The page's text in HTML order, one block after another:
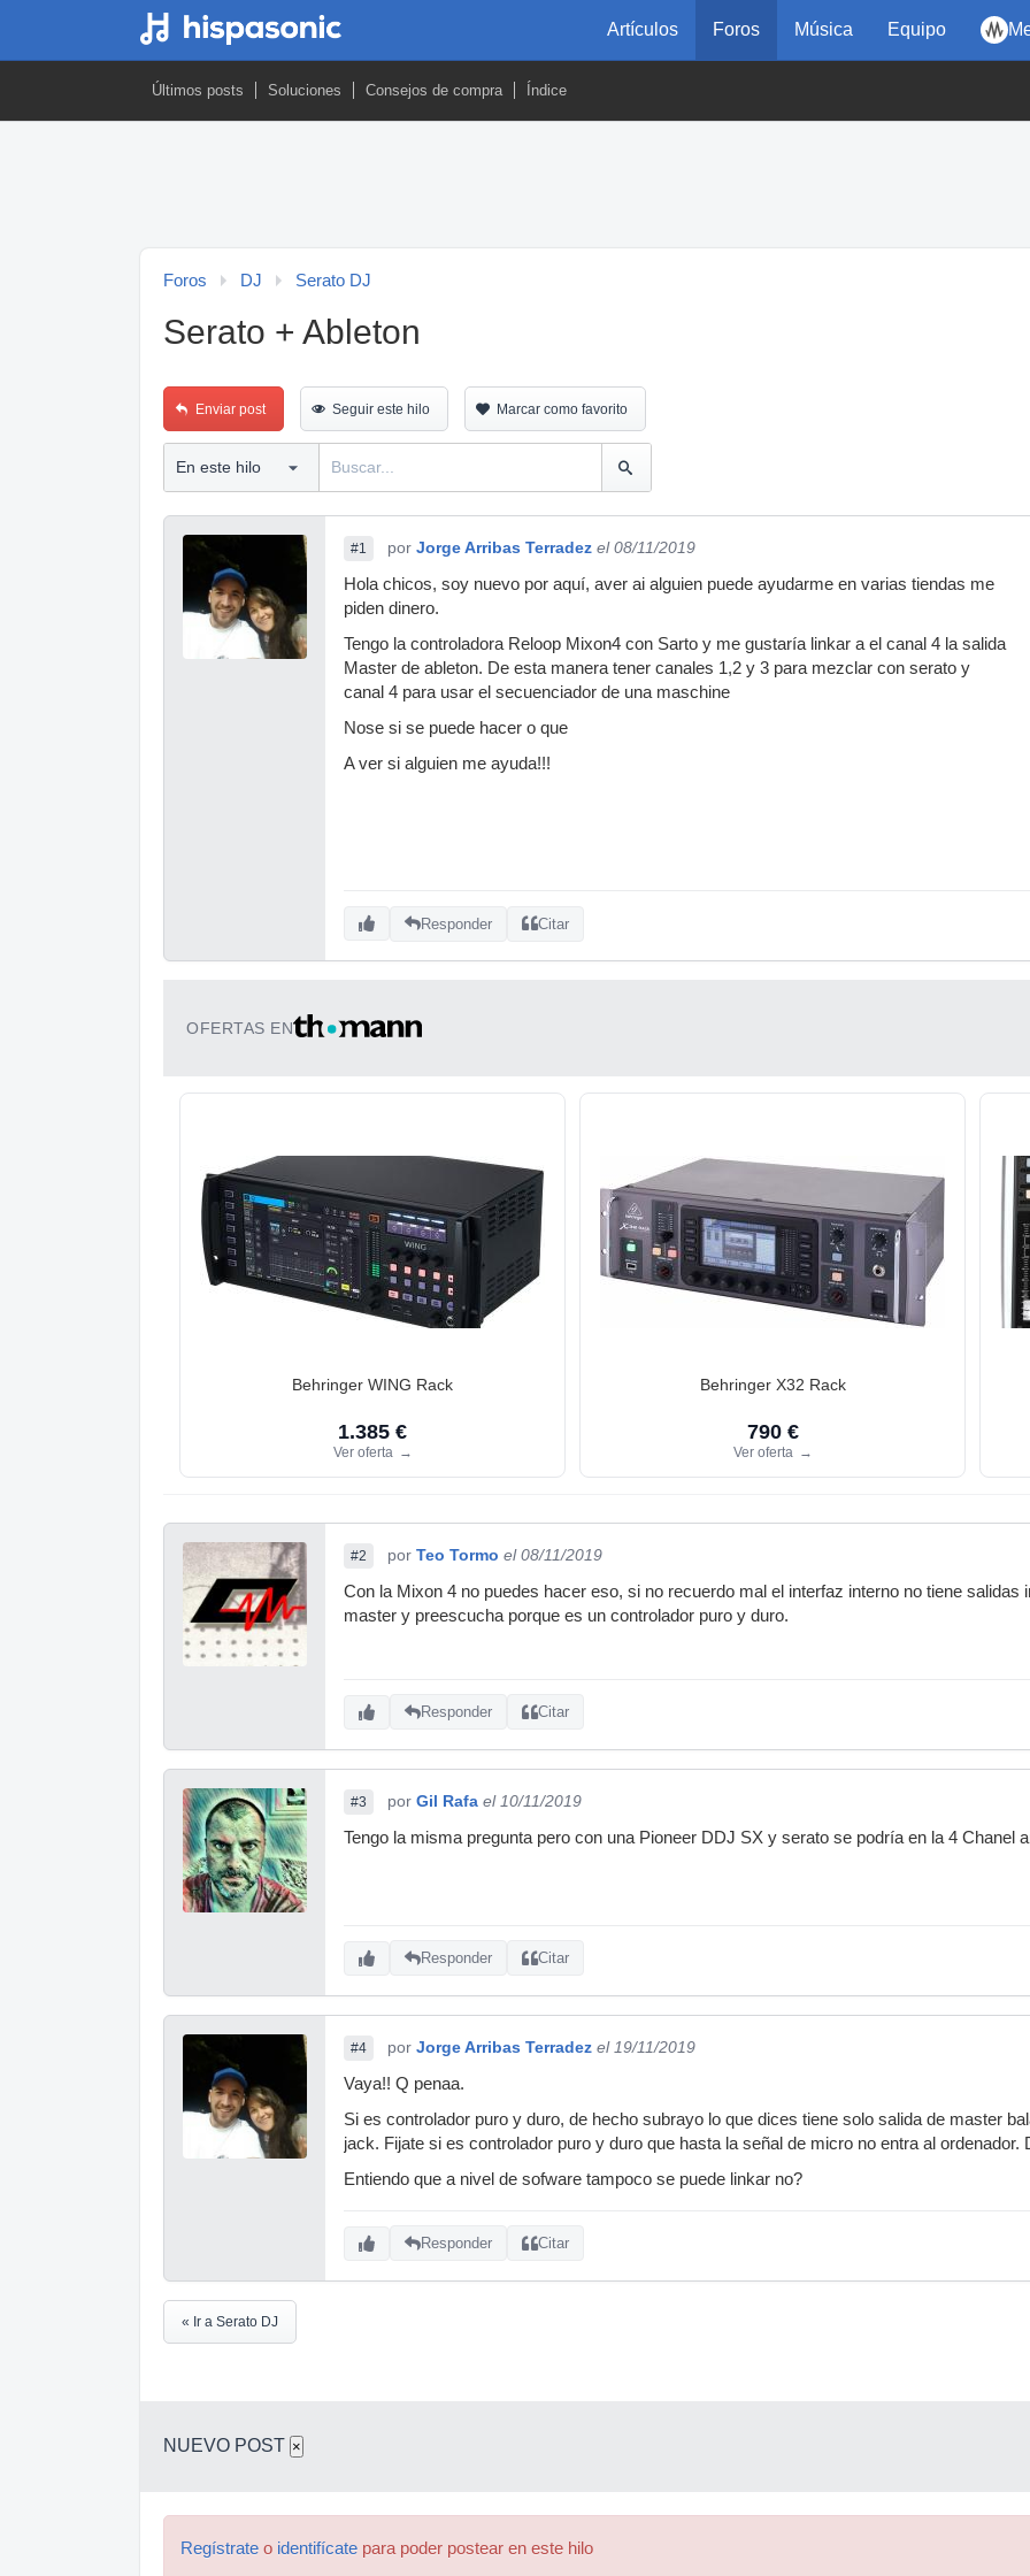
Artículos Foros Música Equipo
Últimos posts Soluciones Consejos de compra Índice
Foros DJ Serato DJ
Serato + Ableton
Enviar post Seguir este hilo Marcar como favorito
#1 por Jorge Arribas Terradez el 08/11/2019
Hola chicos, soy nuevo por aquí, aver ai alguien puede ayudarme en varias tiendas me
piden dinero.
Tengo la controladora Reloop Mixon4 con Sarto y me gustaría linkar a el canal 4 la salida
Master de ableton. De esta manera tener canales 1,2 y 3 para mezclar con serato y
canal 4 para usar el secuenciador de una maschine
Nose si se puede hacer o que
A ver si alguien me ayuda!!!
Responder Citar
OFERTAS EN
Behringer WING Rack
1.385 €
Ver oferta →
Behringer X32 Rack
790 €
Ver oferta →
#2 por Teo Tormo el 08/11/2019
Con la Mixon 4 no puedes hacer eso, si no recuerdo mal el interfaz interno no tiene
master y preescucha porque es un controlador puro y duro.
Responder Citar
#3 por Gil Rafa el 10/11/2019
Tengo la misma pregunta pero con una Pioneer DDJ SX y serato se podría en la 4 Chanel
Responder Citar
#4 por Jorge Arribas Terradez el 19/11/2019
Vaya!! Q penaa.
Si es controlador puro y duro, de hecho subrayo lo que dices tiene solo salida de master
jack. Fijate si es controlador puro y duro que hasta la señal de micro no entra al ordenador.
Entiendo que a nivel de sofware tampoco se puede linkar no?
Responder Citar
« Ir a Serato DJ
NUEVO POST ×
Regístrate o identifícate para poder postear en este hilo